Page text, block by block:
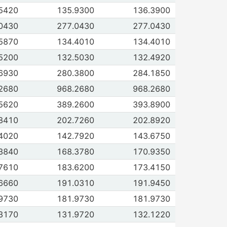
de 47 | 4711 | 3412 Afinación y laminación de aluminio
Jun 2011135.9300 136.3900
de 47 | 4712 | 3413 Soldaduras
Jun 2011277.0430 277.0430
de 29 | 2911 | 3249 Tablero aglomerado
Jun 2011134.4010 134.4010
de 29 | 2911 | 3247 Triplay
Jun 2011132.5030 132.4920
de 46 | 4621 | 3407 Tubos y postes de hierro y acero
Jun 2011280.3800 284.1850
de 47 | 4701 | 3410 Tubos de cobre
Jun 2011968.2680 968.2680
de 42 | 4201 | 3374 Tubería de plástico
Jun 2011389.2600 393.8900
de 51 | 5161 | 3448 Válvulas para uso industrial
Jun 2011202.7260 202.8920
de 45 | 4521 | 3393 Yeso y sus productos
Jun 2011142.7920 143.6750
de 40 | 4021 | 3357 Impermeabilizantes
Jun 2011168.3780 170.9350
de 46 | 4611 | 3402 Plancha de acero
Jun 2011183.6200 173.4150
de 51 | 5131 | 3442 Calderas y hornos industriales
Jun 2011191.0310 191.9450
de 52 | 5201 | 3452 Transformadores
Jun 2011181.9730 181.9730
de 55 | 5511 | 3472 Focos y tubos de iluminación
Jun 2011131.9720
132.1220